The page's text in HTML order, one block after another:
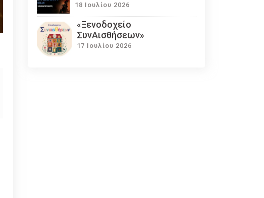
18 Ιουλίου 2026
«Ξενοδοχείο
ΣυνΑισθήσεων»
17 Ιουλίου 2026